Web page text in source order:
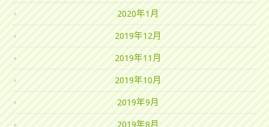
2020年1月
2019年12月
2019年11月
2019年10月
2019年9月
2019年8月